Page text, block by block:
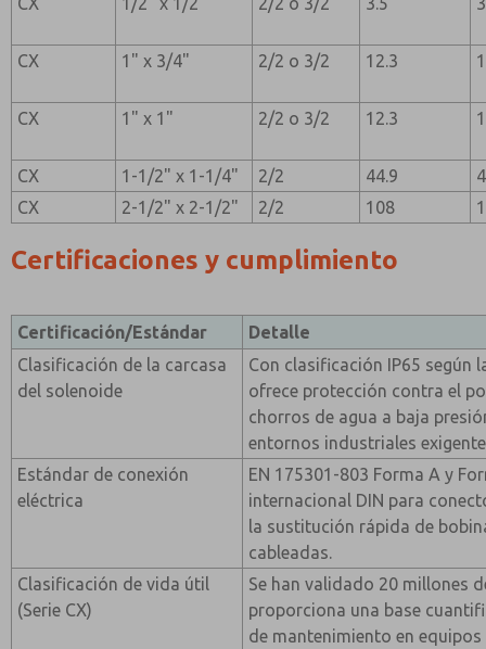
CX 1" x 3/4" 2/2 o 3/2 12.3
CX 1" x 1" 2/2 o 3/2 12.3
CX 1-1/2" x 1-1/4" 2/2 44.9
CX
2-1/2" x 2-1/2" 2/2 108
Certificaciones y cumplimiento
Certificación/Estándar
Detalle
Clasificación de la carcasa
del solenoide
Con clasificación IP65 según
ofrece protección contra el
chorros de agua a baja
entornos industriales
Estándar de conexión
eléctrica
EN 175301-803 Forma A y
internacional DIN para
la sustitución rápida de
cableadas.
Clasificación de vida útil
(Serie CX)
Se han validado 20 millones
proporciona una base
de mantenimiento en